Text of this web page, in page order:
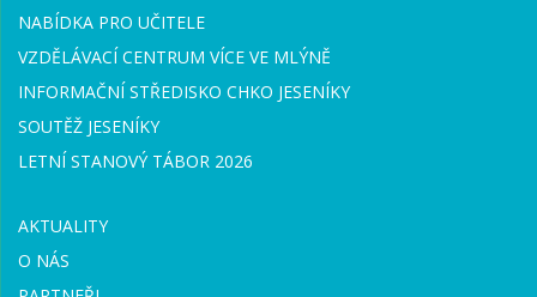
NABÍDKA PRO UČITELE
VZDĚLÁVACÍ CENTRUM VÍCE VE MLÝNĚ
INFORMAČNÍ STŘEDISKO CHKO JESENÍKY
SOUTĚŽ JESENÍKY
LETNÍ STANOVÝ TÁBOR 2026
AKTUALITY
O NÁS